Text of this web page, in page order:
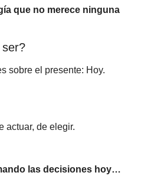
que no merece ninguna
sobre el presente: Hoy.
actuar, de elegir.
las decisiones hoy…